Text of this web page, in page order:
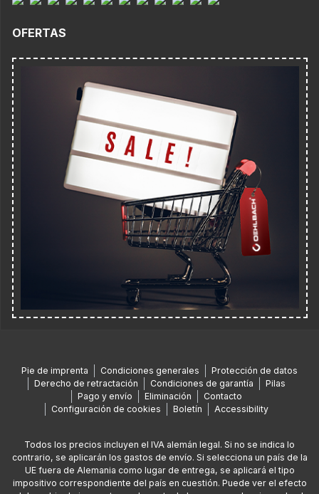
OFERTAS
Pie de imprenta Condiciones generales
Protección de datos
Derecho de retractación
Condiciones de garantía
Pilas
Pago y envío
Eliminación
Contacto
Configuración de cookies
Boletín Accessibility
Todos los precios incluyen el IVA alemán legal. Si no se indica lo
contrario, se aplicarán los gastos de envío. Si selecciona un país de la
UE fuera de Alemania como lugar de entrega, se aplicará el tipo
impositivo correspondiente del país en cuestión. Puede ver el efecto